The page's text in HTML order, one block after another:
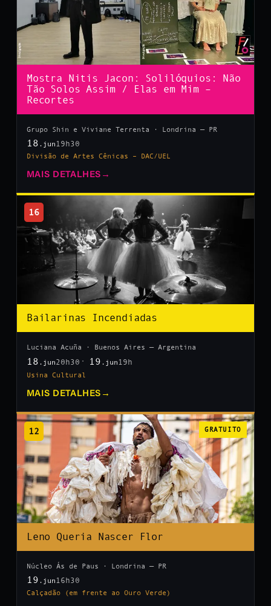
Mostra Nitis Jacon: Solilóquios: Não
Tão Solos Assim / Elas em Mim –
Recortes
Grupo Shin e Viviane Terrenta · Londrina — PR
18 .jun 19h30
Divisão de Artes Cênicas – DAC/UEL
MAIS DETALHES →
16
Bailarinas Incendiadas
Luciana Acuña · Buenos Aires — Argentina
18 .jun20h30 19 .jun 19h
Usina Cultural
MAIS DETALHES →
12 GRATUITO
Leno Queria Nascer Flor
Núcleo Ás de Paus · Londrina — PR
19 .jun 16h30
Calçadão (em frente ao Ouro Verde)